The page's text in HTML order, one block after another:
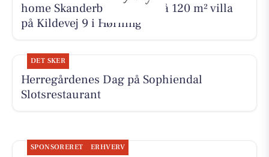
home Skanderborg byder på 120 m² villa
på Kildevej 9 i Hørning
DET SKER
Herregårdenes Dag på Sophiendal
Slotsrestaurant
SPONSORERET ERHVERV